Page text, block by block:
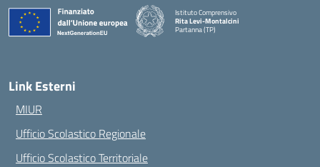
Istituto Comprensivo
Rita Levi-Montalcini
Partanna (TP)
Link Esterni
MIUR
Ufficio Scolastico Regionale
Ufficio Scolastico Territoriale